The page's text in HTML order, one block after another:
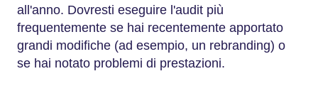
all'anno. Dovresti eseguire l'audit più
frequentemente se hai recentemente apportato
grandi modifiche (ad esempio, un rebranding) o
se hai notato problemi di prestazioni.